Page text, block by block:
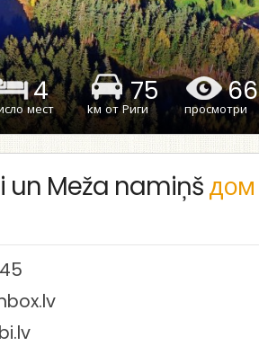
4
мест
75
kм от Риги просмотри
un Meža namiņšдом